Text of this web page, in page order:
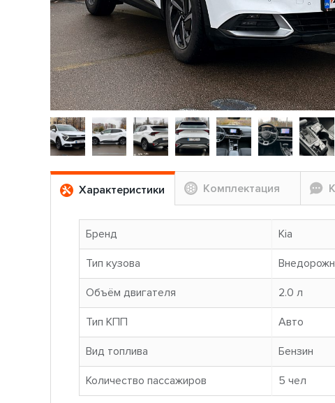
Характеристики Комплектация
Бренд Kia
Тип кузова
Объём двигателя 2.0 л
Тип КПП Авто
Вид топлива Бензин
Количество пассажиров 5 чел